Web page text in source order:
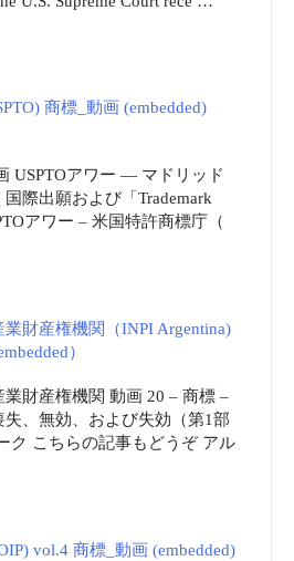
商標_動画 (embedded)
USPTOアワー ― マドリッド
際出願および「Trademark
アワー – 米国特許商標庁（
財産権機関（INPI Argentina)
）
財産権機関 動画 20 – 商標 –
、無効、および失効（第1部
ク こちらの記事もどうぞ アル
vol.4 商標_動画 (embedded)